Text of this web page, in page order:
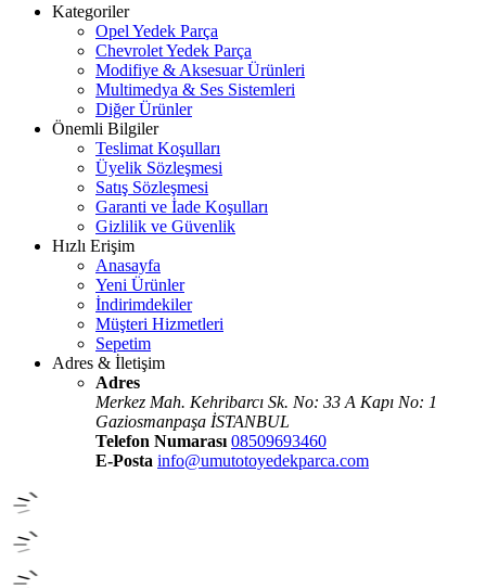
Kategoriler
Opel Yedek Parça
Chevrolet Yedek Parça
Modifiye & Aksesuar Ürünleri
Multimedya & Ses Sistemleri
Diğer Ürünler
Önemli Bilgiler
Teslimat Koşulları
Üyelik Sözleşmesi
Satış Sözleşmesi
Garanti ve İade Koşulları
Gizlilik ve Güvenlik
Hızlı Erişim
Anasayfa
Yeni Ürünler
İndirimdekiler
Müşteri Hizmetleri
Sepetim
Adres & İletişim
Adres
Merkez Mah. Kehribarcı Sk. No: 33 A Kapı No: 1
Gaziosmanpaşa İSTANBUL
Telefon Numarası 08509693460
E-Posta info@umutotoyedekparca.com